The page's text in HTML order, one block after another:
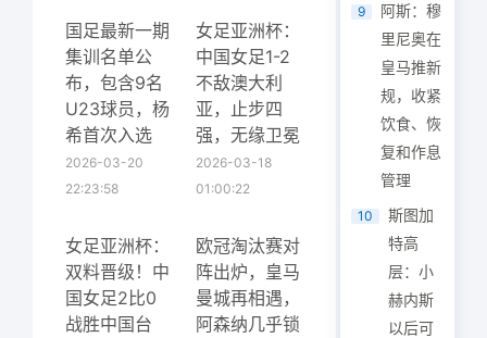
国足最新一期
集训名单公
布，包含9名
U23球员，杨
希首次入选
2026-03-20
22:23:58
女足亚洲杯：
中国女足1-2
不敌澳大利
亚，止步四
强，无缘卫冕
2026-03-18
01:00:22
女足亚洲杯：
双料晋级！中
国女足2比0
战胜中国台
欧冠淘汰赛对
阵出炉，皇马
曼城再相遇，
阿森纳几乎锁
9
阿斯：穆
里尼奥在
皇马推新
规，收紧
饮食、恢
复和作息
管理
10
斯图加
特高
层：小
赫内斯
以后可